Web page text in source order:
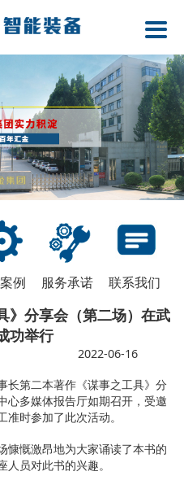
例 服务承诺 联系我们
》分享会（第二场）在武
功举行
2022-06-16
长第二本著作《谋事之工具》分
心多媒体报告厅如期召开，受邀
时参加了此次活动。
慷慨激昂地为大家诵读了本书的
员对此书的兴趣。